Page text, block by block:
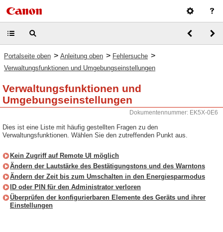
Portalseite oben > Anleitung oben > Fehlersuche >
Verwaltungsfunktionen und Umgebungseinstellungen
Verwaltungsfunktionen und
Umgebungseinstellungen
Dokumentennummer: EK5X-0E6
Dies ist eine Liste mit häufig gestellten Fragen zu den
Verwaltungsfunktionen. Wählen Sie den zutreffenden Punkt aus.
Kein Zugriff auf Remote UI möglich
Ändern der Lautstärke des Bestätigungstons und des Warntons
Ändern der Zeit bis zum Umschalten in den Energiesparmodus
ID oder PIN für den Administrator verloren
Überprüfen der konfigurierbaren Elemente des Geräts und ihrer
Einstellungen